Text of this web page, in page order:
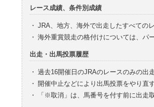
レース成績、条件別成績
・ JRA、地方、海外で出走したすべての
・ 海外重賞競走の格付けについては、パ
出走・出馬投票履歴
・ 過去16開催日のJRAのレースのみの出
・ 開催中止などにより出馬投票をやり直
・
「※取消」は、馬番号を付す前に出走